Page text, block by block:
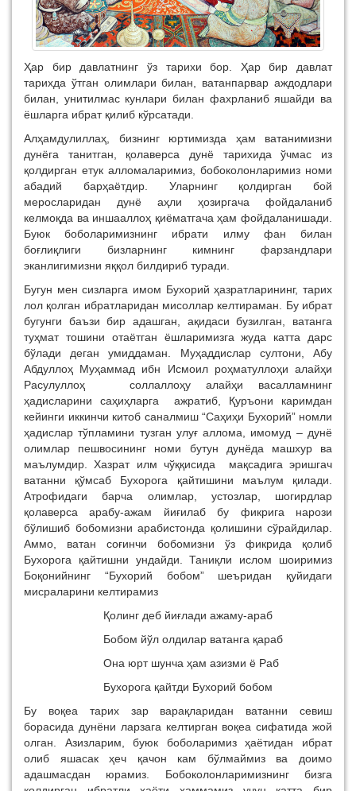
Ҳар бир давлатнинг ўз тарихи бор. Ҳар бир давлат
тарихда ўтган олимлари билан, ватанпарвар аждодлари
билан, унитилмас кунлари билан фахрланиб яшайди ва
ёшларга ибрат қилиб кўрсатади.
Алҳамдулиллаҳ, бизнинг юртимизда ҳам ватанимизни
дунёга танитган, қолаверса дунё тарихида ўчмас из
қолдирган етук алломаларимиз, бобоколонларимиз номи
абадий барҳаётдир. Уларнинг қолдирган бой
меросларидан дунё аҳли ҳозиргача фойдаланиб
келмоқда ва иншааллоҳ қиёматгача ҳам фойдаланишади.
Буюк боболаримизнинг ибрати илму фан билан
боғлиқлиги бизларнинг кимнинг фарзандлари
эканлигимизни яққол билдириб туради.
Бугун мен сизларга имом Бухорий ҳазратларининг, тарих
лол қолган ибратларидан мисоллар келтираман. Бу ибрат
бугунги баъзи бир адашган, ақидаси бузилган, ватанга
туҳмат тошини отаётган ёшларимизга жуда катта дарс
бўлади деган умиддаман. Муҳаддислар султони, Абу
Абдуллоҳ Муҳаммад ибн Исмоил роҳматуллоҳи алайҳи
Расулуллоҳ соллаллоҳу алайҳи васалламнинг
ҳадисларини саҳиҳларга ажратиб, Қуръони каримдан
кейинги иккинчи китоб саналмиш “Саҳиҳи Бухорий” номли
ҳадислар тўпламини тузган улуғ аллома, имомуд – дунё
олимлар пешвосининг номи бутун дунёда машхур ва
маълумдир. Хазрат илм чўққисида мақсадига эришгач
ватанни қўмсаб Бухорога қайтишини маълум қилади.
Атрофидаги барча олимлар, устозлар, шогирдлар
қолаверса арабу-ажам йиғилаб бу фикрига нарози
бўлишиб бобомизни арабистонда қолишини сўрайдилар.
Аммо, ватан соғинчи бобомизни ўз фикрида қолиб
Бухорога қайтишни ундайди. Таниқли ислом шоиримиз
Боқонийнинг “Бухорий бобом” шеъридан қуйидаги
мисраларини келтирамиз
Қолинг деб йиғлади ажаму-араб
Бобом йўл олдилар ватанга қараб
Она юрт шунча ҳам азизми ё Раб
Бухорога қайтди Бухорий бобом
Бу воқеа тарих зар варақларидан ватанни севиш
борасида дунёни ларзага келтирган воқеа сифатида жой
олган. Азизларим, буюк боболаримиз ҳаётидан ибрат
олиб яшасак ҳеч қачон кам бўлмаймиз ва доимо
адашмасдан юрамиз. Бобоколонларимизнинг бизга